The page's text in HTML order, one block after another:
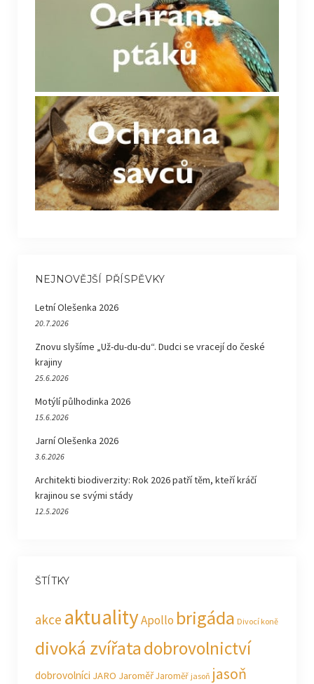
NEJNOVĚJŠÍ PŘÍSPĚVKY
Letní Olešenka 2026
20.7.2026
Znovu slyšíme „Už-du-du-du“. Dudci se vracejí do české
krajiny
25.6.2026
Motýlí půlhodinka 2026
15.6.2026
Jarní Olešenka 2026
3.6.2026
Architekti biodiverzity: Rok 2026 patří těm, kteří kráčí
krajinou se svými stády
12.5.2026
ŠTÍTKY
akce aktualityApollo brigáda Divocí koně
divoká zvířatadobrovolnictví
dobrovolníci JARO JaroměřJaroměř jasoň jasoň